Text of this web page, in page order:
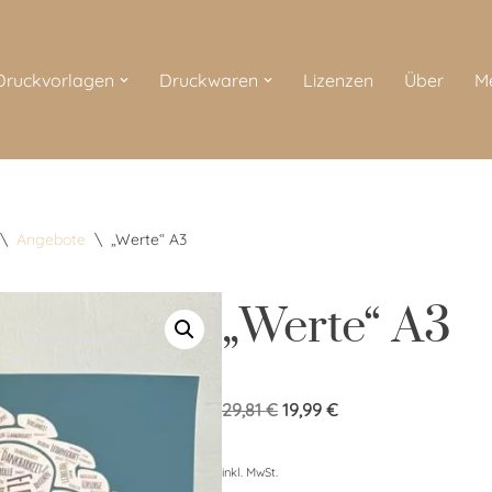
Druckwaren Lizenzen Über
\ Angebote \ „Werte“ A3
„Werte“ A3
29,81€ 19,99 €
inkl. MwSt.